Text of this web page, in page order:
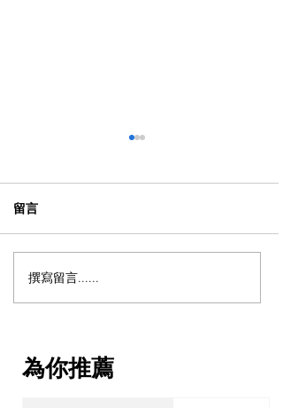
【動漫節 2026】動漫節尾
日衝刺！今年4大話題盤
留言
撰寫留言......
為你推薦